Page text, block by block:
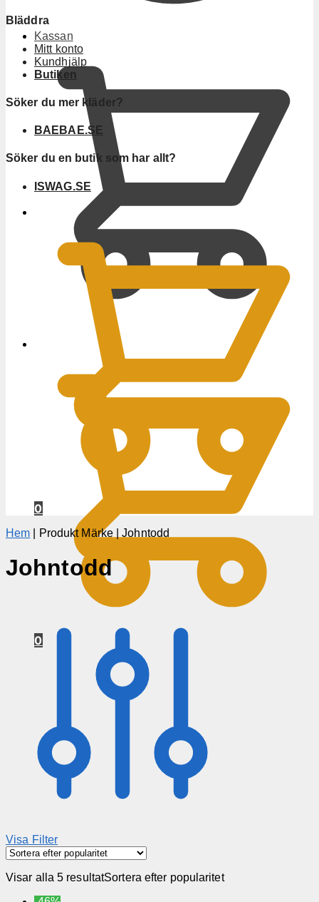
Kassan
0
Bläddra
Mitt konto
Kundhjälp
Butiken
Söker du mer kläder?
BAEBAE.SE
Söker du en butik som har allt?
ISWAG.SE
0
Hem Produkt Märke|Johntodd
Johntodd
Visa Filter
Visar alla 5 resultatSortera efter popularitet